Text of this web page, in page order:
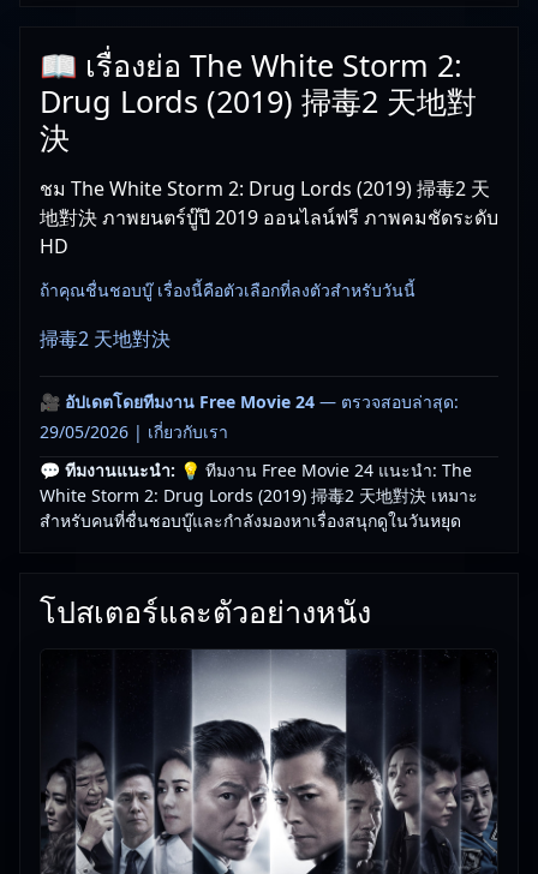
📖 เรื่องย่อ The White Storm 2:
Drug Lords (2019) 掃毒2 天地對
決
ชม The White Storm 2: Drug Lords (2019) 掃毒2 天
地對決 ภาพยนตร์บู๊ปี 2019 ออนไลน์ฟรี ภาพคมชัดระดับ
HD
ถ้าคุณชื่นชอบบู๊ เรื่องนี้คือตัวเลือกที่ลงตัวสำหรับวันนี้
掃毒2 天地對決
🎥 อัปเดตโดยทีมงาน Free Movie 24 — ตรวจสอบล่าสุด:
29/05/2026 | เกี่ยวกับเรา
💬 ทีมงานแนะนำ: 💡 ทีมงาน Free Movie 24 แนะนำ: The
White Storm 2: Drug Lords (2019) 掃毒2 天地對決 เหมาะ
สำหรับคนที่ชื่นชอบบู๊และกำลังมองหาเรื่องสนุกดูในวันหยุด
โปสเตอร์และตัวอย่างหนัง